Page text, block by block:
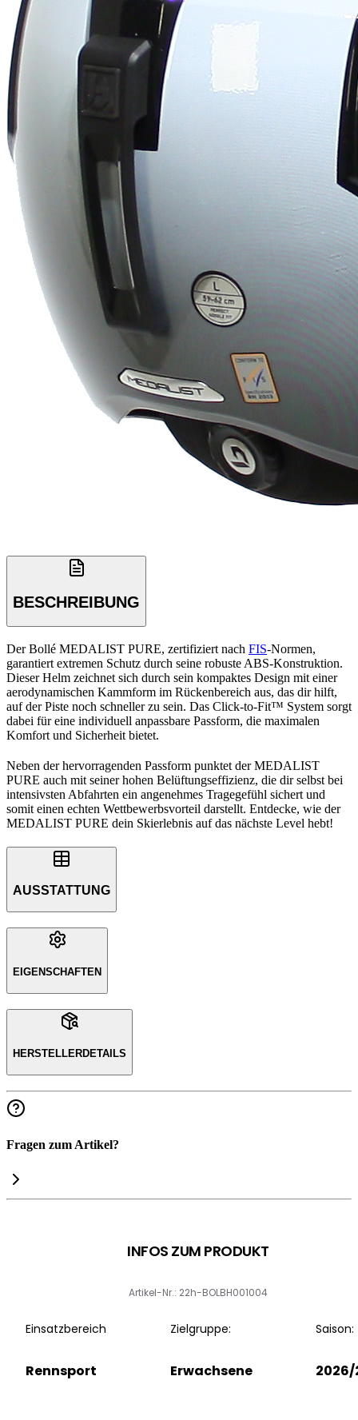
BESCHREIBUNG
Der Bollé MEDALIST PURE, zertifiziert nach FIS-Normen,
garantiert extremen Schutz durch seine robuste ABS-Konstruktion.
Dieser Helm zeichnet sich durch sein kompaktes Design mit einer
aerodynamischen Kammform im Rückenbereich aus, das dir hilft,
auf der Piste noch schneller zu sein. Das Click-to-Fit™ System sorgt
dabei für eine individuell anpassbare Passform, die maximalen
Komfort und Sicherheit bietet.
Neben der hervorragenden Passform punktet der MEDALIST
PURE auch mit seiner hohen Belüftungseffizienz, die dir selbst bei
intensivsten Abfahrten ein angenehmes Tragegefühl sichert und
somit einen echten Wettbewerbsvorteil darstellt. Entdecke, wie der
MEDALIST PURE dein Skierlebnis auf das nächste Level hebt!
AUSSTATTUNG
EIGENSCHAFTEN
HERSTELLERDETAILS
Fragen zum Artikel?
INFOS ZUM PRODUKT
Artikel-Nr.: 22h-BOLBH001004
Einsatzbereich
Rennsport
Zielgruppe:
Erwachsene
Saison:
2026/